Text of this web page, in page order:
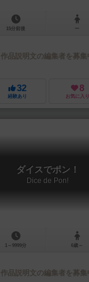
15分前後 ー
作品説明文の編集者を募集
32
経験あり
8
お気に入り
ダイスでポン！
Dice de Pon!
1～9999分 6歳～
作品説明文の編集者を募集